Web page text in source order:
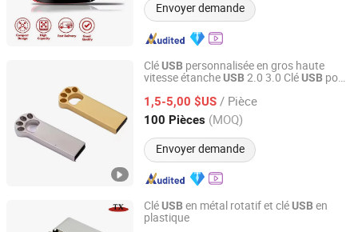
Envoyer demande
CléUSB personnalisée en gros haute
vitesse étancheUSB2.0 3.0 CléUSB pour
1,5-5,00 $US / Pièce
100 Pièces (MOQ)
Envoyer demande
Shenzhen Madazon Technology Co., Ltd.
Guangdong, China Depuis 2025
CléUSBen métal rotatif et cléUSBen
plastique
Zhongshan Tianxin Craft Gift Products Co., Ltd.